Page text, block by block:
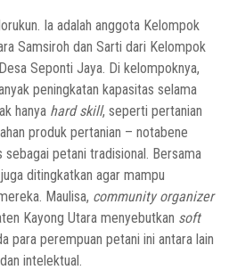
Ia adalah anggota Kelompok
Samsiroh dan Sarti dari Kelompok
Seponti Jaya. Di kelompoknya,
peningkatan kapasitas selama
hanya hard skill, seperti pertanian
produk pertanian – notabene
petani tradisional. Bersama
ditingkatkan agar mampu
Maulisa, community organizer
Kayong Utara menyebutkan soft
para perempuan petani ini antara lain
intelektual.